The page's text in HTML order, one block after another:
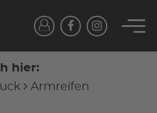
hier:
Armreifen